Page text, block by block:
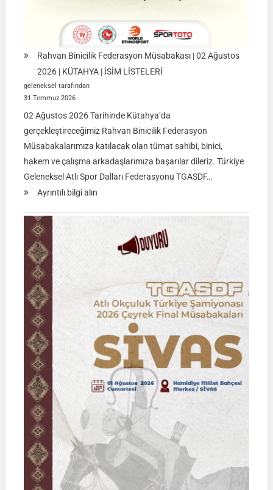
Rahvan Binicilik Federasyon Müsabakası | 02 Ağustos
2026 | KÜTAHYA | İSİM LİSTELERİ
geleneksel tarafından
31 Temmuz 2026
02 Ağustos 2026 Tarihinde Kütahya’da
gerçekleştireceğimiz Rahvan Binicilik Federasyon
Müsabakalarımıza katılacak olan tümat sahibi, binici,
hakem ve çalışma arkadaşlarımıza başarılar dileriz. Türkiye
Geleneksel Atlı Spor Dalları Federasyonu TGASDF…
Ayrıntılı bilgi alın:
Federasyon
Müsabakası
02
Ağustos
2026
|
KÜTAHYA
|
İSİM
LİSTELERİ